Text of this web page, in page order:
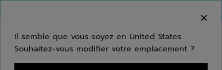
Saisir un mot clé ou un numéro d'article
Il semble que vous soyez en United States.
Souhaitez-vous modifier votre emplacement ?